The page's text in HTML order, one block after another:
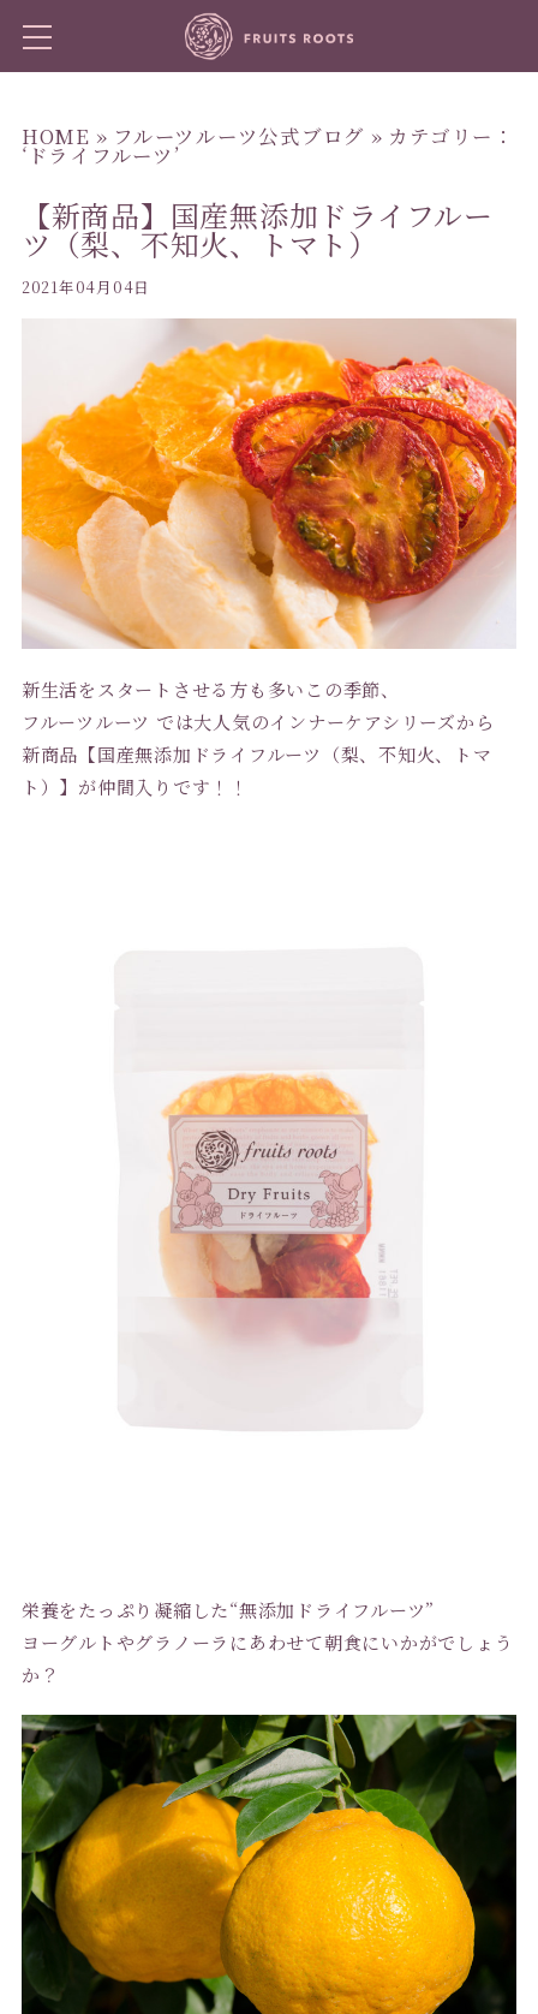
HOME » フルーツルーツ公式ブログ » カテゴリー：
‘ドライフルーツ’
【新商品】国産無添加ドライフルー
ツ（梨、不知火、トマト）
2021年04月04日
新生活をスタートさせる方も多いこの季節、
フルーツルーツ では大人気のインナーケアシリーズから
新商品【国産無添加ドライフルーツ（梨、不知火、トマ
ト）】が仲間入りです！！
栄養をたっぷり凝縮した“無添加ドライフルーツ”
ヨーグルトやグラノーラにあわせて朝食にいかがでしょう
か？